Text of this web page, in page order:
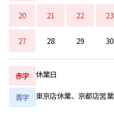
20 21 22 23
27 28 29 30
赤字 休業日
青字 東京店休業、京都店営業